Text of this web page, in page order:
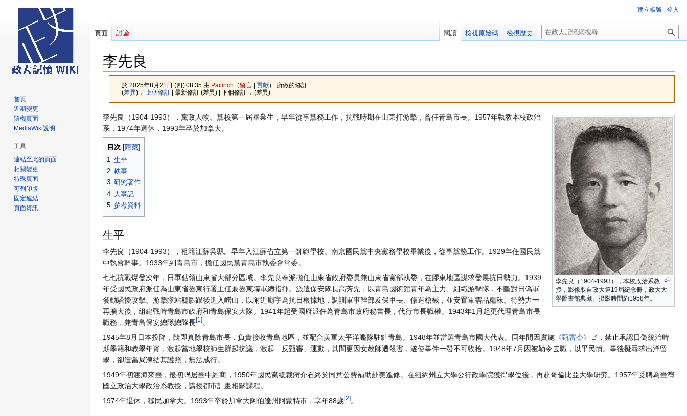
李先良
於 2025年8月21日 (四) 08:35 由 Pailinch （ 留言| 貢獻）
所做的修訂
(差異) ←上個修訂| 最新修訂 (差異) | 下個修訂→ (差異)
跳
至
導
覽
跳
至
搜
尋
李先良（1904-1993），本校政治系教
授，影像取自政大第19屆紀念冊，政大大
學圖書館典藏。攝影時間約1958年。
李先良（1904-1993），黨政人物。黨校第一屆畢業生，早年從事黨務工作，抗戰時期在山東打游擊，曾任青島市長。1957年執教本校政治
系，1974年退休，1993年卒於加拿大。
目次
1 生平
2 軼事
3 研究著作
4 大事記
5 參考資料
生平
李先良（1904-1993），祖籍江蘇吳縣。早年入江蘇省立第一師範學校。南京國民黨中央黨務學校畢業後，從事黨務工作。1929年任國民黨
中執會幹事。1933年到青島市，擔任國民黨青島市執委會常委。
七七抗戰爆發次年，日軍佔領山東省大部分區域。李先良奉派擔任山東省政府委員兼山東省黨部執委，在膠東地區謀求發展抗日勢力。1939
年受國民政府派任為山東省魯東行署主任兼魯東聯軍總指揮。派遣保安隊長高芳先，以青島國術館青年為主力、組織游擊隊，不斷對日偽軍
發動騷擾攻擊。游擊隊站穩腳跟後進入嶗山，以附近廟宇為抗日根據地，調訓軍事幹部及保甲長、修造槍械，並安置軍需品糧秣。待勢力一
再擴大後，組建戰時青島市政府和青島保安大隊。1941年起受國府派任為青島市政府秘書長，代行市長職權。1943年1月起更代理青島市長
職務，兼青島保安總隊總隊長[1]。
1945年8月日本投降，隨即真除青島市長，負責接收青島地區，並配合美軍太平洋艦隊駐點青島。1948年並當選青島市國大代表。同年間因實施 《甄審令》
，禁止承認日偽統治時
期學籍和教學年資，激起當地學校師生群起抗議，激起「反甄審」運動，其間更因女教師遭殺害，遂使事件一發不可收拾。1948年7月因被勒令去職，以平民憤。事後擬尋求出洋留
學，卻遭當局凍結其護照，無法成行。
1949年初渡海來臺，最初蝸居臺中經商，1950年國民黨總裁蔣介石終於同意公費補助赴美進修。在紐約州立大學公行政學院獲得學位後，再赴哥倫比亞大學研究。1957年受聘為臺灣
國立政治大學政治系教授，講授都市計畫相關課程。
1974年退休，移民加拿大。1993年卒於加拿大阿伯達州阿蒙特市，享年88歲[2]。
建立帳號 登入
頁面 討論 閱讀 檢視原始碼 檢視歷史
搜
尋
首頁
近期變更
隨機頁面
MediaWiki說明
工具
連結至此的頁面
相關變更
特殊頁面
可列印版
固定連結
頁面資訊